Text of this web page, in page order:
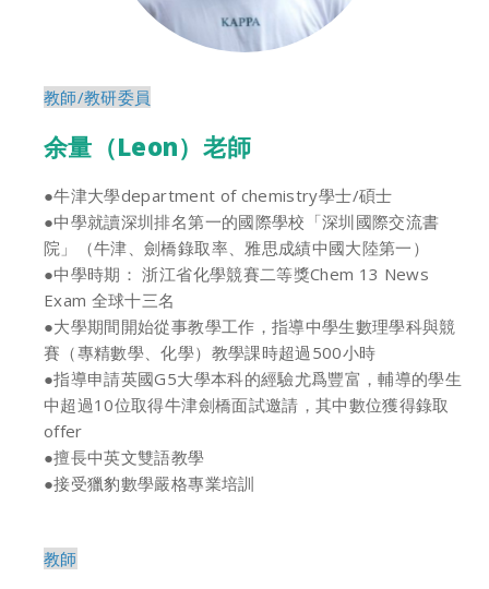
教師/教研委員
余量（Leon）老師
●牛津大學department of chemistry學士/碩士
●中學就讀深圳排名第一的國際學校「深圳國際交流書
院」（牛津、劍橋錄取率、雅思成績中國大陸第一）
●中學時期： 浙江省化學競賽二等獎Chem 13 News
Exam 全球十三名
●大學期間開始從事教學工作，指導中學生數理學科與競
賽（專精數學、化學）教學課時超過500小時
●指導申請英國G5大學本科的經驗尤爲豐富，輔導的學生
中超過10位取得牛津劍橋面試邀請，其中數位獲得錄取
offer
●擅長中英文雙語教學
●接受獵豹數學嚴格專業培訓
教師